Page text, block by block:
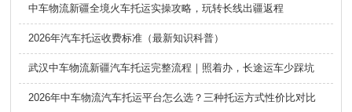
中车物流新疆全境火车托运实操攻略，玩转长线出疆返程
2026年汽车托运收费标准（最新知识科普）
武汉中车物流新疆汽车托运完整流程｜照着办，长途运车少踩坑
2026年中车物流汽车托运平台怎么选？三种托运方式性价比对比